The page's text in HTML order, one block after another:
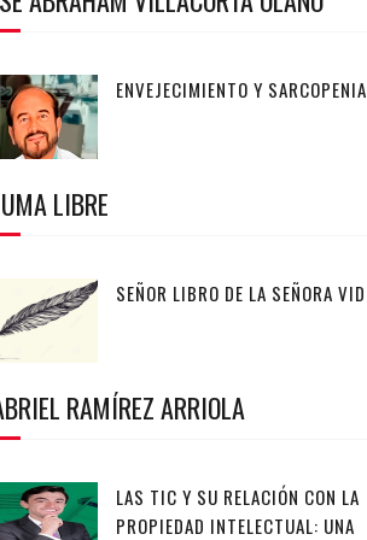
ENVEJECIMIENTO Y SARCOPENIA
LIBRE
SEÑOR LIBRO DE LA SEÑORA VID
RAMÍREZ ARRIOLA
LAS TIC Y SU RELACIÓN CON LA
PROPIEDAD INTELECTUAL: UNA